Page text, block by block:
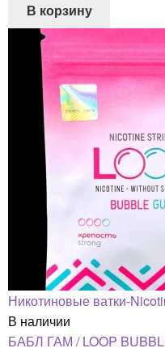
В корзину
Никотиновые ватки-
В наличии
БАБЛ ГАМ / LOOP